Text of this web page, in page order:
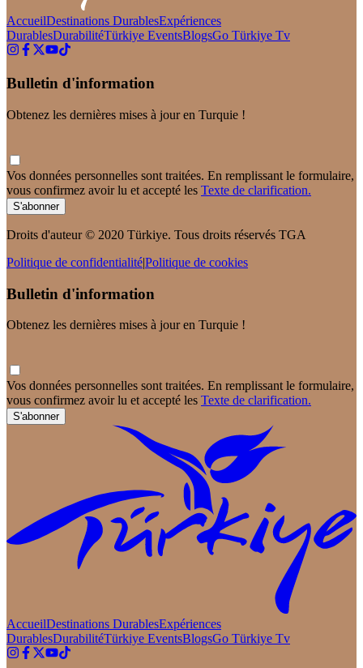
AccueilDestinations DurablesExpériences
DurablesDurabilitéTürkiye EventsBlogsGo Türkiye Tv
Bulletin d'information
Obtenez les dernières mises à jour en Turquie !
Vos données personnelles sont traitées. En remplissant le formulaire,
vous confirmez avoir lu et accepté les Texte de clarification.
S'abonner
Droits d'auteur © 2020 Türkiye. Tous droits réservés TGA
Politique de confidentialité|Politique de cookies
Bulletin d'information
Obtenez les dernières mises à jour en Turquie !
Vos données personnelles sont traitées. En remplissant le formulaire,
vous confirmez avoir lu et accepté les Texte de clarification.
S'abonner
AccueilDestinations DurablesExpériences
DurablesDurabilitéTürkiye EventsBlogsGo Türkiye Tv